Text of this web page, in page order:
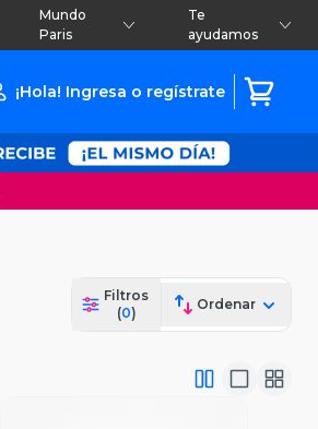
Mundo
Paris
Te
ayudamos
¡Hola! Ingresa o regístrate
Filtros
(0)
Ordenar